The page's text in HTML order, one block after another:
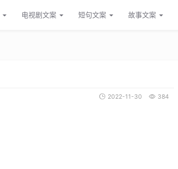
电视剧文案 短句文案 故事文案
2022-11-30 384